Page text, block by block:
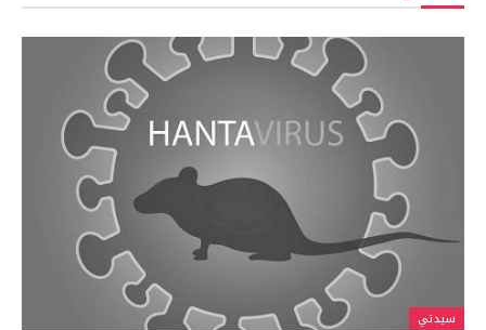
سيدتي